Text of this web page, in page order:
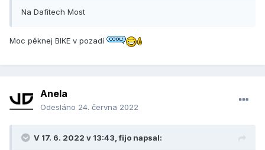
Na Dafitech Most
Moc pěknej BIKE v pozadí
Anela
Odesláno 24. června 2022
V 17. 6. 2022 v 13:43,fijo napsal: